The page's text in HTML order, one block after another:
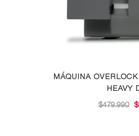
MÁQUINA
HEAVY
$479.990 $